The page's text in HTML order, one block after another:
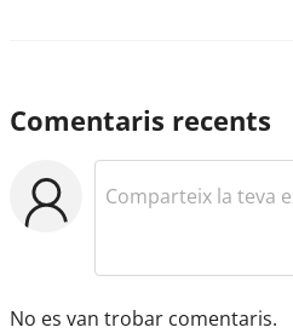
Comentaris recents
No es van trobar comentaris.